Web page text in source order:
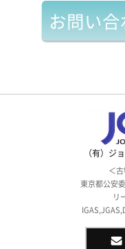
お問い
（有）ジ
＜
東京都公安
リ